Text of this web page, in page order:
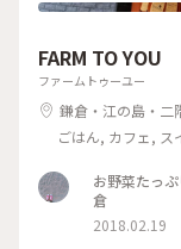
ぬるま湯に長
ときは足拭き
最近の温泉地は
箱根 #宮ノ下
FARM TO YOU
ファームトゥーユー
鎌倉・江の島・二
ごはん, カフェ, ス
お野菜たっ
倉
2018.02.19